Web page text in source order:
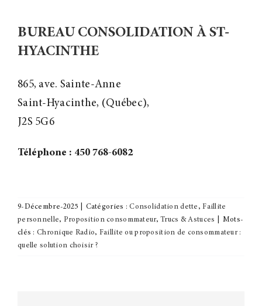
BUREAU CONSOLIDATION À ST-
HYACINTHE
865, ave. Sainte-Anne
Saint-Hyacinthe, (Québec),
J2S 5G6
Téléphone : 450 768-6082
9-Décembre-2025 Catégories :Consolidation dette ,Faillite
personnelle, Proposition consommateur,Trucs & Astuces
Mots-
clés : Chronique Radio, Faillite ou proposition de consommateur :
quelle solution choisir ?